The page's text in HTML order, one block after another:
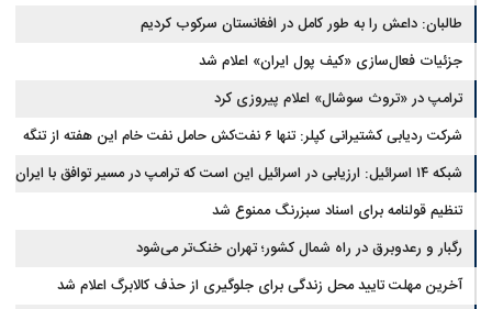
طالبان: داعش را به طور کامل در افغانستان سرکوب کردیم
جزئیات فعال‌سازی «کیف پول ایران» اعلام شد
ترامپ در «تروث سوشال» اعلام پیروزی کرد
شرکت ردیابی کشتیرانی کپلر: تنها ۶ نفت‌کش حامل نفت خام این هفته از تنگه
هرمز خارج شدندشبکه ۱۴ اسرائیل: ارزیابی در اسرائیل این است که ترامپ در مسیر توافق با ایران
قرار دارد
تنظیم قولنامه برای اسناد سبزرنگ ممنوع شد
رگبار و رعدوبرق در راه شمال کشور؛ تهران خنک‌تر می‌شود
آخرین مهلت تایید محل زندگی برای جلوگیری از حذف کالابرگ اعلام شد